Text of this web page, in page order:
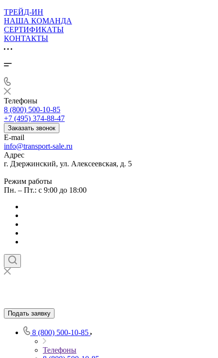
ТРЕЙД-ИН
НАША КОМАНДА
СЕРТИФИКАТЫ
КОНТАКТЫ
Телефоны
8 (800) 500-10-85
+7 (495) 374-88-47
Заказать звонок
E-mail
info@transport-sale.ru
Адрес
г. Дзержинский, ул. Алексеевская, д. 5
Режим работы
Пн. – Пт.: с 9:00 до 18:00
Подать заявку
8 (800) 500-10-85
Телефоны